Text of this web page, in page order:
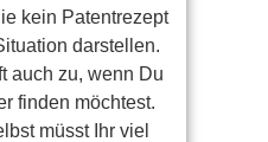
kein Patentrezept
darstellen.
auch zu, wenn Du
finden möchtest.
müsst Ihr viel